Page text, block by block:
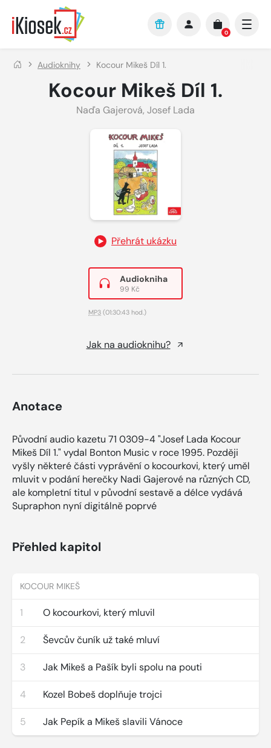
Přejít na hlavní obsah
0
Audioknihy Kocour Mikeš Díl 1.
Kocour Mikeš Díl 1.
Naďa Gajerová, Josef Lada
Přehrát ukázku
Audiokniha
99 Kč
MP3 (01:30:43 hod.)
Jak na audioknihu?
Anotace
Původní audio kazetu 71 0309-4 "Josef Lada Kocour
Mikeš Díl 1." vydal Bonton Music v roce 1995. Později
vyšly některé části vyprávění o kocourkovi, který uměl
mluvit v podání herečky Nadi Gajerové na různých CD,
ale kompletní titul v původní sestavě a délce vydává
Supraphon nyní digitálně poprvé
Přehled kapitol
KOCOUR MIKEŠ
1 O kocourkovi, který mluvil
2 Ševcův čuník už také mluví
3 Jak Mikeš a Pašík byli spolu na pouti
4 Kozel Bobeš doplňuje trojci
5 Jak Pepík a Mikeš slavili Vánoce